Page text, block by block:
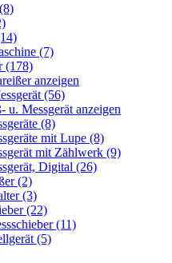
(7)
(178)
anzeigen
(56)
u. Messgerät anzeigen
(8)
mit Lupe (8)
mit Zählwerk (9)
Digital (26)
(2)
(3)
(22)
(11)
(5)